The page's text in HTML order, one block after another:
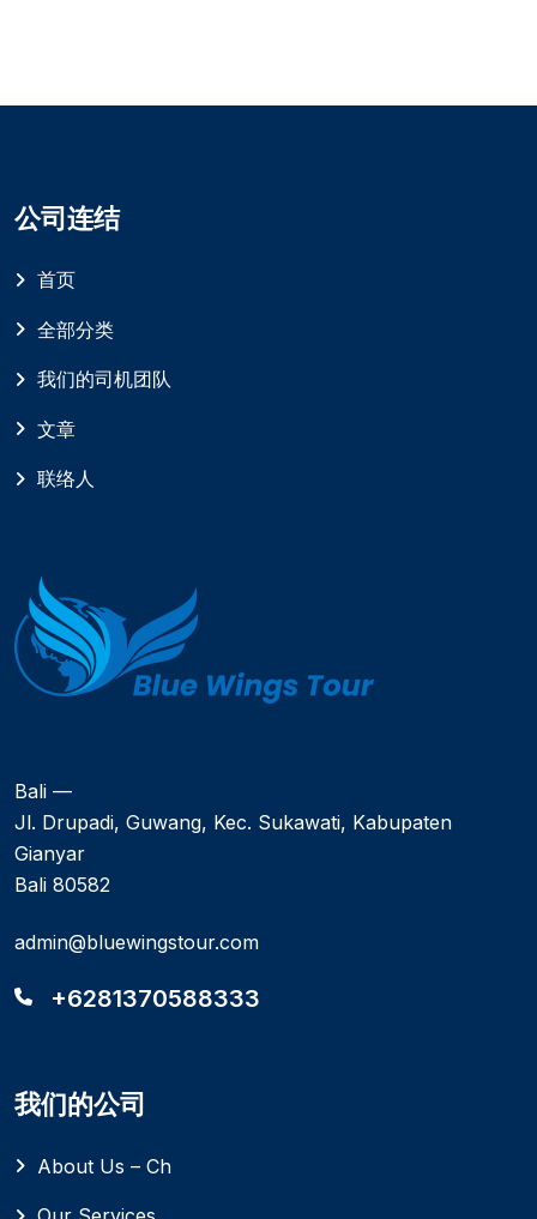
公司连结
首页
全部分类
我们的司机团队
文章
联络人
Bali —
Jl. Drupadi, Guwang, Kec. Sukawati, Kabupaten
Gianyar
Bali 80582
admin@bluewingstour.com
+6281370588333
我们的公司
About Us – Ch